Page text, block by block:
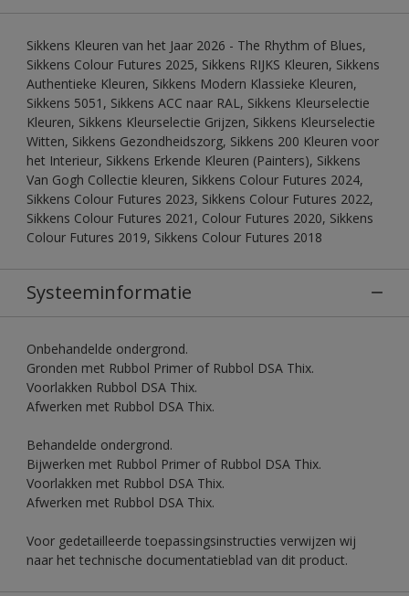
Sikkens Kleuren van het Jaar 2026 - The Rhythm of Blues,
Sikkens Colour Futures 2025, Sikkens RIJKS Kleuren, Sikkens
Authentieke Kleuren, Sikkens Modern Klassieke Kleuren,
Sikkens 5051, Sikkens ACC naar RAL, Sikkens Kleurselectie
Kleuren, Sikkens Kleurselectie Grijzen, Sikkens Kleurselectie
Witten, Sikkens Gezondheidszorg, Sikkens 200 Kleuren voor
het Interieur, Sikkens Erkende Kleuren (Painters), Sikkens
Van Gogh Collectie kleuren, Sikkens Colour Futures 2024,
Sikkens Colour Futures 2023, Sikkens Colour Futures 2022,
Sikkens Colour Futures 2021, Colour Futures 2020, Sikkens
Colour Futures 2019, Sikkens Colour Futures 2018
Systeeminformatie
Onbehandelde ondergrond.
Gronden met Rubbol Primer of Rubbol DSA Thix.
Voorlakken Rubbol DSA Thix.
Afwerken met Rubbol DSA Thix.
Behandelde ondergrond.
Bijwerken met Rubbol Primer of Rubbol DSA Thix.
Voorlakken met Rubbol DSA Thix.
Afwerken met Rubbol DSA Thix.
Voor gedetailleerde toepassingsinstructies verwijzen wij
naar het technische documentatieblad van dit product.